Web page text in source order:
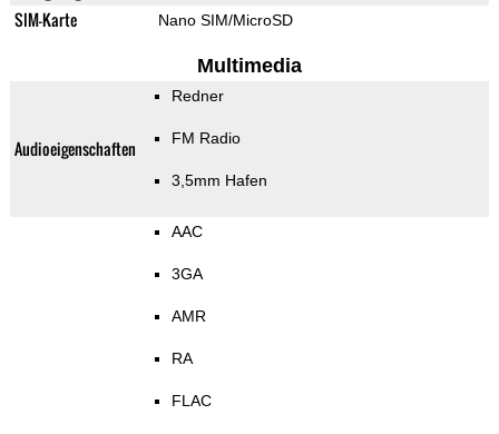
SIM-Karte Nano SIM/MicroSD
Multimedia
Audioeigenschaften
Redner
FM Radio
3,5mm Hafen
AAC
3GA
AMR
RA
FLAC